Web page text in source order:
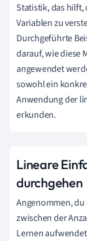
Statistik, das hilft,
Variablen zu
Durchgeführte
darauf, wie diese
angewendet
sowohl ein
Anwendung der
erkunden.
Lineare
durchgehen
Angenommen,
zwischen der
Lernen